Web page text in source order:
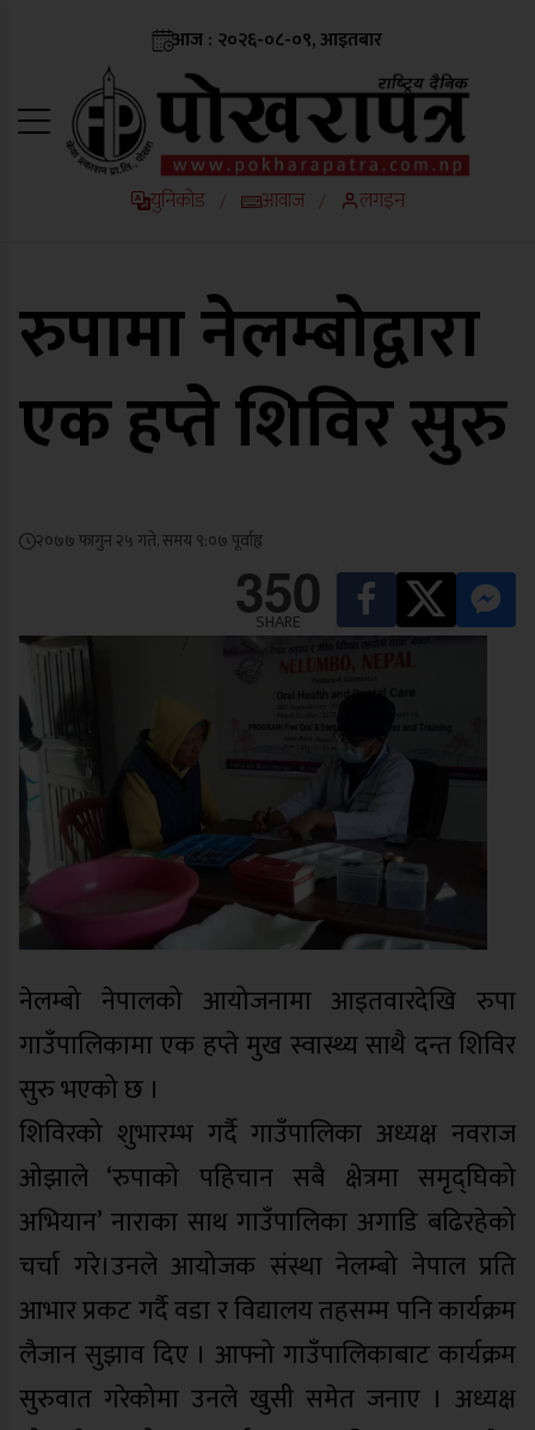
आज : २०२६-०८-०९, आइतबार
युनिकोड / आवाज / लगइन
रुपामा नेलम्बोद्वारा
एक हप्ते शिविर सुरु
२०७७ फागुन २५ गते, समय ९:०७ पूर्वाह्न
350
SHARE
नेलम्बो नेपालको आयोजनामा आइतवारदेखि रुपा
गाउँपालिकामा एक हप्ते मुख स्वास्थ्य साथै दन्त शिविर
सुरु भएको छ ।
शिविरको शुभारम्भ गर्दै गाउँपालिका अध्यक्ष नवराज
ओझाले ‘रुपाको पहिचान सबै क्षेत्रमा समृद्घिको
अभियान’ नाराका साथ गाउँपालिका अगाडि बढिरहेको
चर्चा गरे।उनले आयोजक संस्था नेलम्बो नेपाल प्रति
आभार प्रकट गर्दै वडा र विद्यालय तहसम्म पनि कार्यक्रम
लैजान सुझाव दिए । आफ्नो गाउँपालिकाबाट कार्यक्रम
सुरुवात गरेकोमा उनले खुसी समेत जनाए । अध्यक्ष